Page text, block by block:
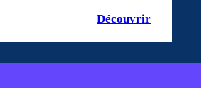
Découvrir